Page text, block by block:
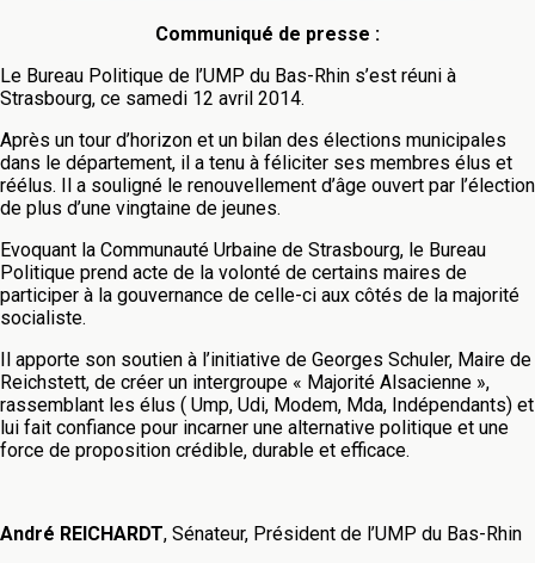
Communiqué de presse :
Le Bureau Politique de l’UMP du Bas-Rhin s’est réuni à
Strasbourg, ce samedi 12 avril 2014.
Après un tour d’horizon et un bilan des élections municipales
dans le département, il a tenu à féliciter ses membres élus et
réélus. Il a souligné le renouvellement d’âge ouvert par l’élection
de plus d’une vingtaine de jeunes.
Evoquant la Communauté Urbaine de Strasbourg, le Bureau
Politique prend acte de la volonté de certains maires de
participer à la gouvernance de celle-ci aux côtés de la majorité
socialiste.
Il apporte son soutien à l’initiative de Georges Schuler, Maire de
Reichstett, de créer un intergroupe « Majorité Alsacienne »,
rassemblant les élus ( Ump, Udi, Modem, Mda, Indépendants) et
lui fait confiance pour incarner une alternative politique et une
force de proposition crédible, durable et efficace.
André REICHARDT, Sénateur, Président de l’UMP du Bas-Rhin